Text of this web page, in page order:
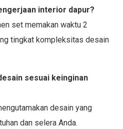
interior dapur?
set memakan waktu 2
tingkat kompleksitas desain
sesuai keinginan
desain yang
dan selera Anda.